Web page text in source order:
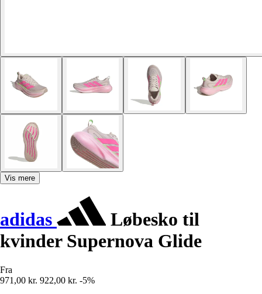
Vis mere
adidas
Løbesko til
kvinder Supernova Glide
Fra
971,00 kr. 922,00 kr. -5%